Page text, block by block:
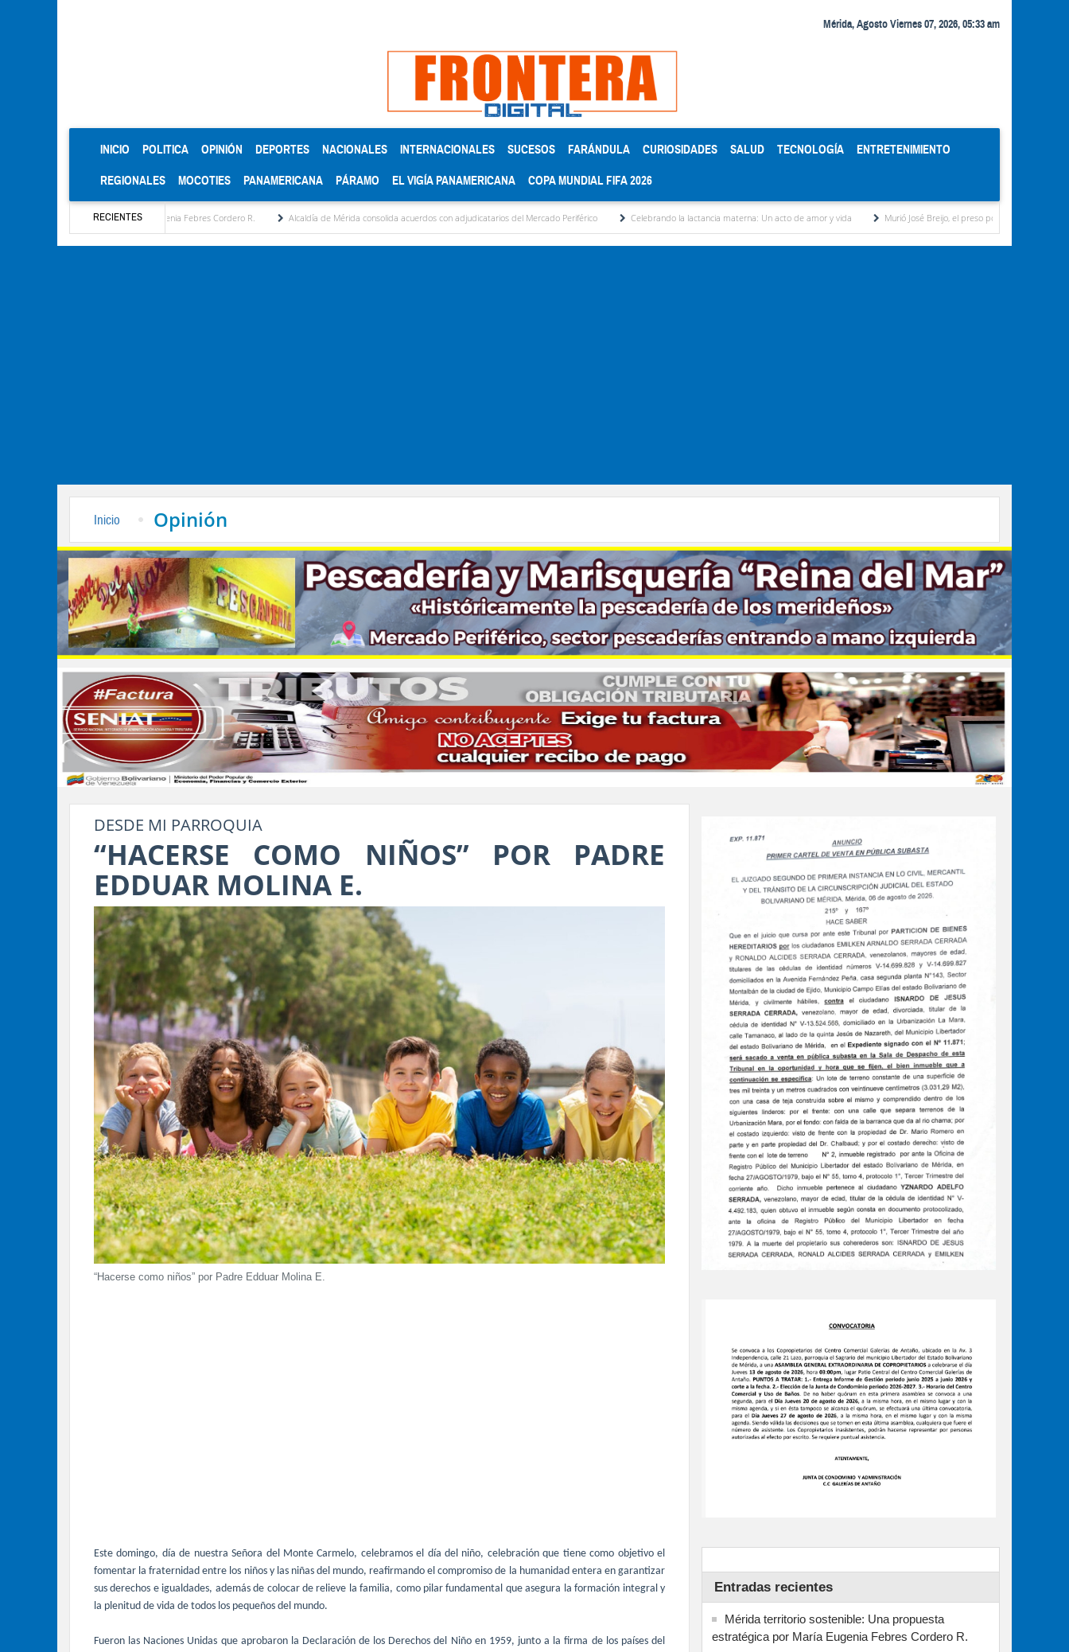
Mérida, Agosto Viernes 07, 2026, 05:33 am
INICIO (CURRENT)
POLITICA OPINIÓN DEPORTES NACIONALES INTERNACIONALES SUCESOS FARÁNDULA CURIOSIDADES SALUD TECNOLOGÍA ENTRETENIMIENTO
REGIONALES MOCOTIES PANAMERICANA PÁRAMO EL VIGÍA PANAMERICANA COPA MUNDIAL FIFA 2026
RECIENTES
por María Eugenia Febres Cordero R. Alcaldía de Mérida consolida acuerdos con adjudicatarios del Mercado Periférico Celebrando la lactancia materna: Un acto de amor y vida Murió José Breijo, el preso político uruguayo-venezolano bajo
Inicio Opinión
DESDE MI PARROQUIA
“HACERSE COMO NIÑOS” POR PADRE
EDDUAR MOLINA E.
“Hacerse como niños” por Padre Edduar Molina E.
Este domingo, día de nuestra Señora del Monte Carmelo, celebramos el día del niño, celebración que tiene como objetivo el
fomentar la fraternidad entre los niños y las niñas del mundo, reafirmando el compromiso de la humanidad entera en garantizar
sus derechos e igualdades, además de colocar de relieve la familia, como pilar fundamental que asegura la formación integral y
la plenitud de vida de todos los pequeños del mundo.
Fueron las Naciones Unidas que aprobaron la Declaración de los Derechos del Niño en 1959, junto a la firma de los países del
Entradas recientes
Mérida territorio sostenible: Una propuesta
estratégica por María Eugenia Febres Cordero R.